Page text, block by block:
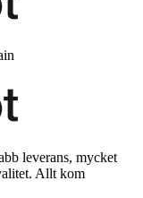
leverans, mycket
Allt kom